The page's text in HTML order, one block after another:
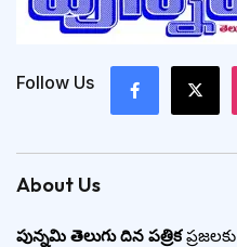
Follow Us
About Us
పున్నమి తెలుగు దిన పత్రికప్రజలకు